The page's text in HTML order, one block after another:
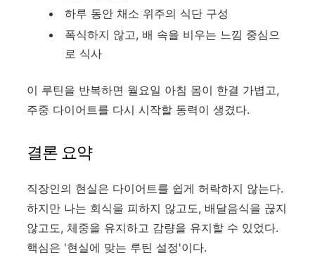
하루 동안 채소 위주의 식단 구성
폭식하지 않고, 배 속을 비우는 느낌 중심으
로 식사
이 루틴을 반복하면 월요일 아침 몸이 한결 가볍고,
주중 다이어트를 다시 시작할 동력이 생겼다.
결론 요약
직장인의 현실은 다이어트를 쉽게 허락하지 않는다.
하지만 나는 회식을 피하지 않고도, 배달음식을 끊지
않고도, 체중을 유지하고 감량을 유지할 수 있었다.
핵심은 '현실에 맞는 루틴 설정'이다.